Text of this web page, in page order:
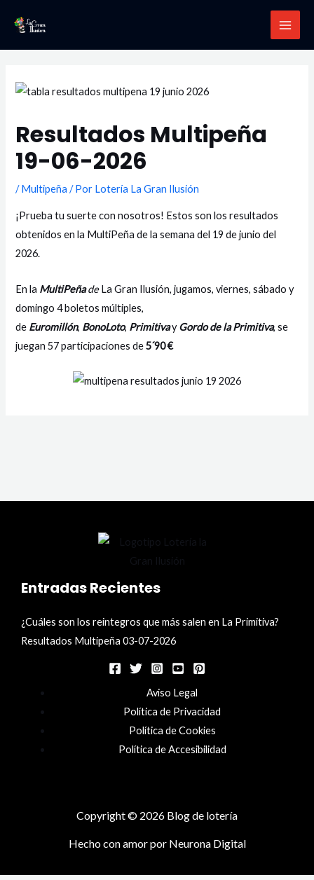
Resultados Multipeña
19-06-2026
/Multipeña / Por Lotería La Gran Ilusión
¡Prueba tu suerte con nosotros! Estos son los resultados
obtenidos en la MultiPeña de la semana del 19 de junio del
2026.
En la MultiPeñadeLa Gran Ilusión, jugamos, viernes, sábado y
domingo 4 boletos múltiples,
de Euromillón, BonoLoto, PrimitivayGordo de la Primitiva, se
juegan 57 participaciones de5´90 €
Entradas Recientes
¿Cuáles son los reintegros que más salen en La Primitiva?
Resultados Multipeña 03-07-2026
Aviso Legal
Política de Privacidad
Política de Cookies
Política de Accesibilidad
Copyright © 2026 Blog de lotería
Hecho con amor por Neurona Digital